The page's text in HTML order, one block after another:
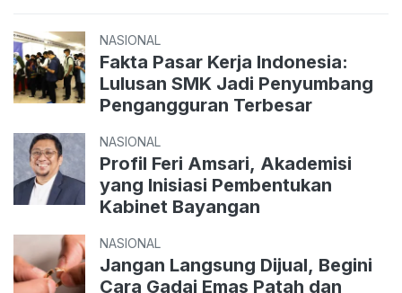
NASIONAL
Fakta Pasar Kerja Indonesia:
Lulusan SMK Jadi Penyumbang
Pengangguran Terbesar
NASIONAL
Profil Feri Amsari, Akademisi
yang Inisiasi Pembentukan
Kabinet Bayangan
NASIONAL
Jangan Langsung Dijual, Begini
Cara Gadai Emas Patah dan